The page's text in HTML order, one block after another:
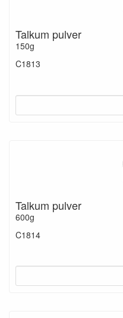
Talkum pulver
150g
C1813
Talkum pulver
600g
C1814